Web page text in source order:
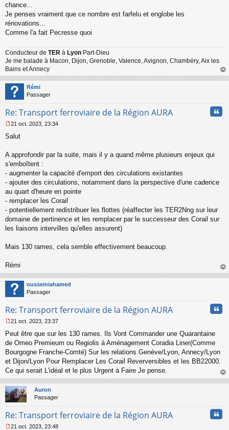
g
e
n
l
u
chance...
Je penses vraiment que ce nombre est farfelu et englobe les
rénovations...
Comme l'a fait Pecresse quoi
Conducteur de TER à Lyon Part-Dieu
Je me balade à Macon, Dijon, Grenoble, Valence, Avignon, Chambéry, Aix les
Bains et Annecy
au
Rémi
Passager
Re: Transport ferroviaire de la Région AURA
e
s
g
e
n
o
n
u
21 oct. 2023, 23:34
Salut
A approfondir par la suite, mais il y a quand même plusieurs enjeux qui
s'emboîtent :
- augmenter la capacité d'emport des circulations existantes
- ajouter des circulations, notamment dans la perspective d'une cadence
au quart d'heure en pointe
- remplacer les Corail
- potentiellement redistribuer les flottes (réaffecter les TER2Nng sur leur
domaine de pertinence et les remplacer par le successeur des Corail sur
les liaisons intervilles qu'elles assurent)
Mais 130 rames, cela semble effectivement beaucoup.
Rémi
au
ousseiniahamed
Passager
Re: Transport ferroviaire de la Région AURA
e
s
s
a
g
e
n
o
n
l
21 oct. 2023, 23:37
Peut être que sur les 130 rames. Ils Vont Commander une Quarantaine
de Omeo Premieum ou Regiolis à Aménagement Coradia Liner(Comme
Bourgogne Franche-Comté) Sur les relations Genève/Lyon, Annecy/Lyon
et Dijon/Lyon Pour Remplacer Les Corail Reverversibles et les BB22000.
Ce qui serait L'idéal et le plus Urgent à Faire Je pense.
au
Auron
Passager
Re: Transport ferroviaire de la Région AURA
21 oct. 2023, 23:48